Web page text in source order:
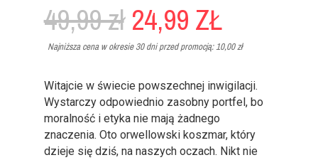
49,99 zł 24,99 ZŁ
Najniższa cena w okresie 30 dni przed promocją:10,00 zł
Witajcie w świecie powszechnej inwigilacji.
Wystarczy odpowiednio zasobny portfel, bo
moralność i etyka nie mają żadnego
znaczenia. Oto orwellowski koszmar, który
dzieje się dziś, na naszych oczach. Nikt nie